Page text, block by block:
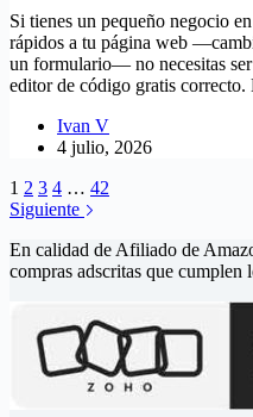
Si tienes un pequeño negocio
rápidos a tu página web
un formulario— no necesitas
editor de código gratis
Ivan V
4 julio, 2026
1 2 3 4 … 42
Siguiente
En calidad de Afiliado de
compras adscritas que cumplen